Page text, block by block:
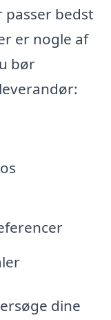
bedst
er nogle af
bør
dine